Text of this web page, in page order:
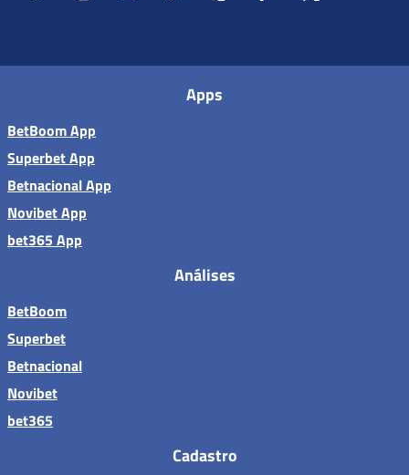
Apps
BetBoom App
Superbet App
Betnacional App
Novibet App
bet365 App
Análises
BetBoom
Superbet
Betnacional
Novibet
bet365
Cadastro